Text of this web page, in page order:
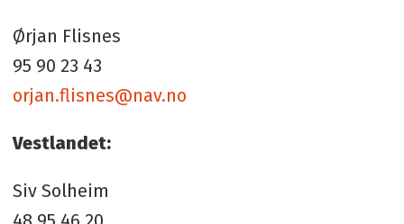
Ørjan Flisnes
95 90 23 43
orjan.flisnes@nav.no
Vestlandet:
Siv Solheim